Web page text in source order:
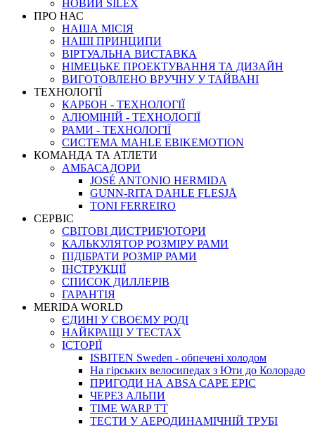
НОВИЙ SILEX
ПРО НАС
НАША МICIЯ
НАШI ПРИНЦИПИ
ВIРТУАЛЬНА ВИСТАВКА
НІМЕЦЬКЕ ПРОЕКТУВАННЯ ТА ДИЗАЙН
ВИГОТОВЛЕНО ВРУЧНУ У ТАЙВАНІ
ТЕХНОЛОГІЇ
КАРБОН - ТЕХНОЛОГІЇ
АЛЮМІНІЙ - ТЕХНОЛОГІЇ
РАМИ - ТЕХНОЛОГІЇ
СИСТЕМА MAHLE EBIKEMOTION
КОМАНДА ТА АТЛЕТИ
АМБАСАДОРИ
JOSÉ ANTONIO HERMIDA
GUNN-RITA DAHLE FLESJÅ
TONI FERREIRO
СЕРВІС
СВІТОВІ ДИСТРИБ'ЮТОРИ
КАЛЬКУЛЯТОР РОЗМIРУ РАМИ
ПІДІБРАТИ РОЗМІР РАМИ
IНСТРУКЦIЇ
СПИСОК ДИЛЛЕРІВ
ГАРАНТIЯ
MERIDA WORLD
ЄДИНI У СВОЄМУ РОДI
НАЙКРАЩІ У ТЕСТАХ
ІСТОРІЇ
ISBITEN Sweden - обпечені холодом
На гірських велосипедах з Юти до Колорадо
ПРИГОДИ НА ABSA CAPE EPIC
ЧЕРЕЗ АЛЬПИ
TIME WARP TT
ТЕСТИ У АЕРОДИНАМІЧНІЙ ТРУБІ